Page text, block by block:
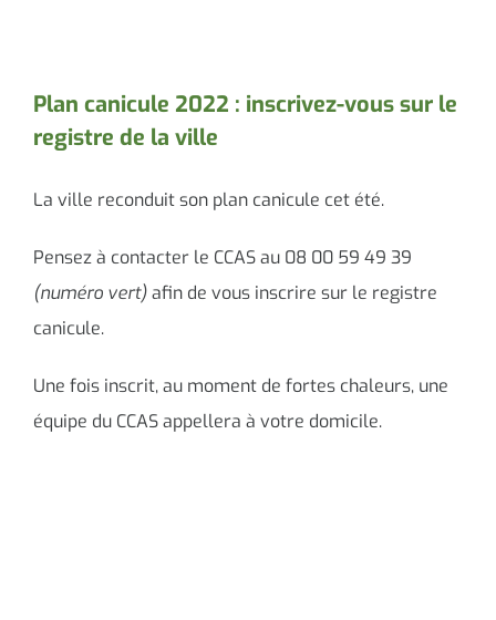
Plan canicule 2022 : inscrivez-vous sur le
registre de la ville
La ville reconduit son plan canicule cet été.
Pensez à contacter le CCAS au 08 00 59 49 39
(numéro vert)afin de vous inscrire sur le registre
canicule.
Une fois inscrit, au moment de fortes chaleurs, une
équipe du CCAS appellera à votre domicile.